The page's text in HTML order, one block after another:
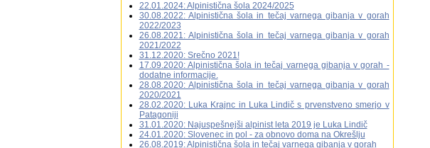
22.01.2024: Alpinistična šola 2024/2025
30.08.2022: Alpinistična šola in tečaj varnega gibanja v gorah
2022/2023
26.08.2021: Alpinistična šola in tečaj varnega gibanja v gorah
2021/2022
31.12.2020: Srečno 2021!
17.09.2020: Alpinistična šola in tečaj varnega gibanja v gorah -
dodatne informacije.
28.08.2020: Alpinistična šola in tečaj varnega gibanja v gorah
2020/2021
28.02.2020: Luka Krajnc in Luka Lindič s prvenstveno smerjo v
Patagoniji
31.01.2020: Najuspešnejši alpinist leta 2019 je Luka Lindič
24.01.2020: Slovenec in pol - za obnovo doma na Okrešlju
26.08.2019: Alpinistična šola in tečaj varnega gibanja v gorah